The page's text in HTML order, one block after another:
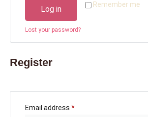
Remember me
Log in
Lost your password?
Register
Email address *